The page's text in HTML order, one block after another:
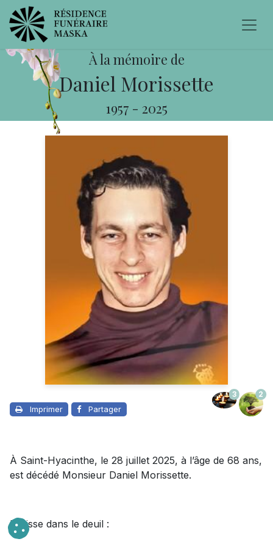
À la mémoire de
Daniel Morissette
1957 - 2025
Imprimer Partager
3 2
À Saint-Hyacinthe, le 28 juillet 2025, à l’âge de 68 ans,
est décédé Monsieur Daniel Morissette.
Il laisse dans le deuil :